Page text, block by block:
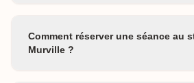
Comment réserver une séance au
Murville ?